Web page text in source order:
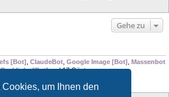
um Ihnen den
Gehe zu
[Bot] ClaudeBot Google Image [Bot] Massenbot
[Bot]und 17 Gäste